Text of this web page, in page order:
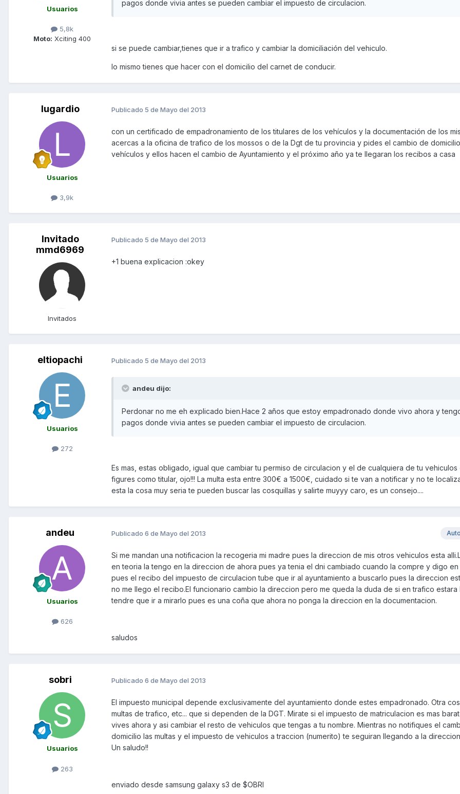
Usuarios
5,8k
Moto: Xciting 400
pagos donde vivia antes se pueden cambiar el impuesto de circulacion.
si se puede cambiar,tienes que ir a trafico y cambiar la domiciliación del vehiculo.
lo mismo tienes que hacer con el domicilio del carnet de conducir.
lugardio
Usuarios
3,9k
Publicado 5 de Mayo del 2013
con un certificado de empadronamiento de los titulares de los vehículos y la documentación de los
acercas a la oficina de trafico de los mossos o de la Dgt de tu provincia y pides el cambio de
vehículos y ellos hacen el cambio de Ayuntamiento y el próximo año ya te llegaran los recibos a casa
Invitado
mmd6969
Invitados
Publicado 5 de Mayo del 2013
+1 buena explicacion :okey
eltiopachi
Usuarios
272
Publicado 5 de Mayo del 2013
andeu dijo:
Perdonar no me eh explicado bien.Hace 2 años que estoy empadronado donde vivo ahora y
pagos donde vivia antes se pueden cambiar el impuesto de circulacion.
Es mas, estas obligado, igual que cambiar tu permiso de circulacion y el de cualquiera de tu
figures como titular, ojo!!! La multa esta entre 300€ a 1500€, cuidado si te van a notificar y no te
esta la cosa muy seria te pueden buscar las cosquillas y salirte muyyy caro, es un consejo....
andeu
Usuarios
626
Publicado 6 de Mayo del 2013
Si me mandan una notificacion la recogeria mi madre pues la direccion de mis otros vehiculos esta
en teoria la tengo en la direccion de ahora pues ya tenia el dni cambiado cuando la compre y digo
pues el recibo del impuesto de circulacion tube que ir al ayuntamiento a buscarlo pues la direccion
no me llego el recibo.El funcionario cambio la direccion pero me queda la duda de si en trafico estara
tendre que ir a mirarlo pues es una coña que ahora no ponga la direccion en la documentacion.
saludos
sobri
Usuarios
263
Publicado 6 de Mayo del 2013
El impuesto municipal depende exclusivamente del ayuntamiento donde estes empadronado. Otra
multas de trafico, etc... que si dependen de la DGT. Mirate si el impuesto de matriculacion es mas
vives ahora y asi cambiar el resto de vehiculos que tengas a tu nombre. Mientras no notifiques el
domicilio las multas y el impuesto de vehiculos a traccion (numerito) te seguiran llegando a la
Un saludo!!
enviado desde samsung galaxy s3 de $OBRI